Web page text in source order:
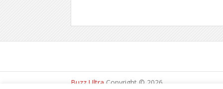
Buzz Ultra Copyright © 2026.